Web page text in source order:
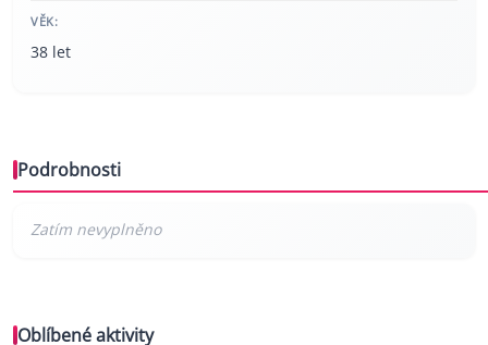
VĚK:
38 let
Podrobnosti
Oblíbené aktivity